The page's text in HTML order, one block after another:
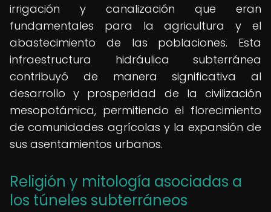
irrigación y canalización que eran
fundamentales para la agricultura y el
abastecimiento de las poblaciones. Esta
infraestructura hidráulica subterránea
contribuyó de manera significativa al
desarrollo y prosperidad de la civilización
mesopotámica, permitiendo el florecimiento
de comunidades agrícolas y la expansión de
sus asentamientos urbanos.
Religión y mitología asociadas a
los túneles subterráneos